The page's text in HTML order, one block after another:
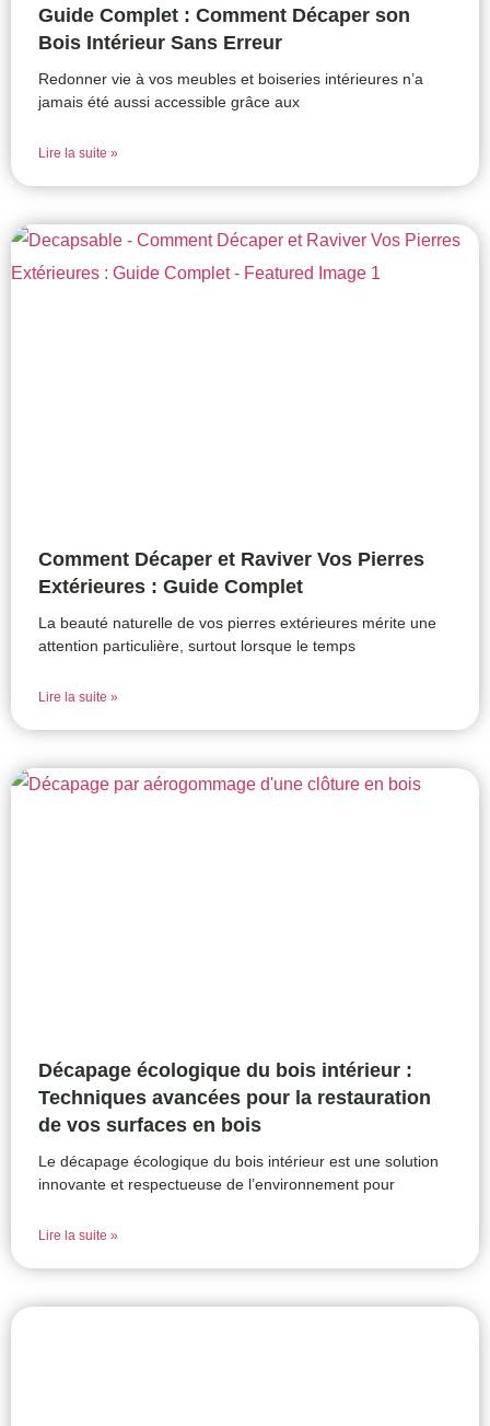
Guide Complet : Comment Décaper son
Bois Intérieur Sans Erreur
Redonner vie à vos meubles et boiseries intérieures n’a
jamais été aussi accessible grâce aux
Lire la suite »
Comment Décaper et Raviver Vos Pierres
Extérieures : Guide Complet
La beauté naturelle de vos pierres extérieures mérite une
attention particulière, surtout lorsque le temps
Lire la suite »
Décapage écologique du bois intérieur :
Techniques avancées pour la restauration
de vos surfaces en bois
Le décapage écologique du bois intérieur est une solution
innovante et respectueuse de l’environnement pour
Lire la suite »